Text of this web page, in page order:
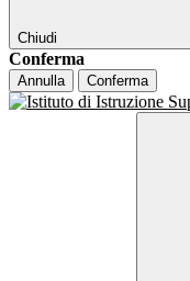
Chiudi
Conferma
Annulla Conferma